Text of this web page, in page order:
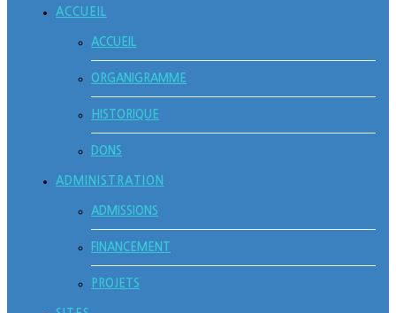
dans les filières ordinaires de formation
ACCUEIL
ACCUEIL
ORGANIGRAMME
HISTORIQUE
DONS
ADMINISTRATION
ADMISSIONS
FINANCEMENT
PROJETS